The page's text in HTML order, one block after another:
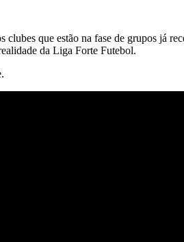
que estão na fase de grupos já
da Liga Forte Futebol.